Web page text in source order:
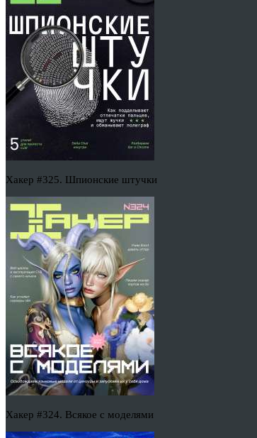
Хакер #325. Шпионские штучки
Хакер #324. Всякое с моделями